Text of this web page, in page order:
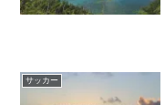
サッカー